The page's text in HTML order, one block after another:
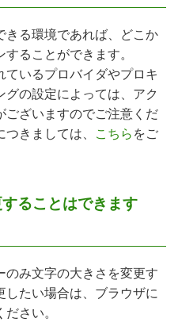
きる環境であれば、どこか
ることができます。
いるプロバイダやプロキ
の設定によっては、アク
ございますのでご注意くだ
きましては、 こちらをご
ることはできます
のみ文字の大きさを変更す
したい場合は、ブラウザに
さい。